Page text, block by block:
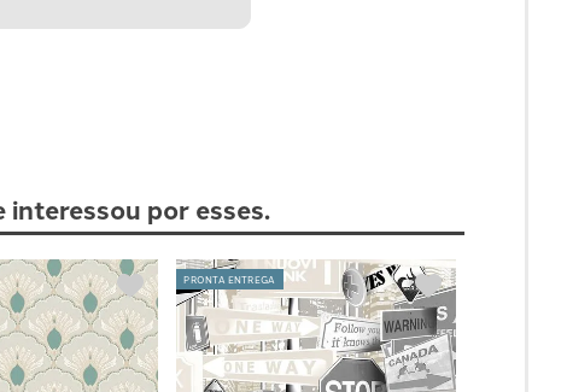
por esses.
PRONTA ENTREGA